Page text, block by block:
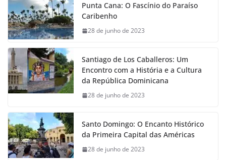
Punta Cana: O Fascínio do Paraíso
Caribenho
28 de junho de 2023
Santiago de Los Caballeros: Um
Encontro com a História e a Cultura
da República Dominicana
28 de junho de 2023
Santo Domingo: O Encanto Histórico
da Primeira Capital das Américas
28 de junho de 2023